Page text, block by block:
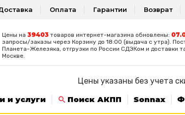
Оплата Гарантии Возврат
Цены на 39403товаров интернет-магазина обновлены:
запросы/заказы через Корзину до 18:00 (выдача с утра).
Планета-Железяка, отгрузки по России СДЭКом и доставки
Москве.
Цены указаны без учета
и услуги
Поиск АКПП Sonnax